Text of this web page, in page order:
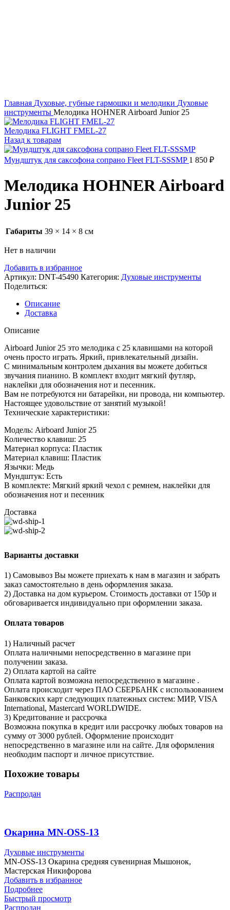
Главная Духовые, губные гармошки и мелодики Духовые
инструменты Мелодика HOHNER Airboard Junior 25
Мелодика FLIGHT FMEL-27
Назад к товарам
Мундштук для саксофона сопрано Fleet FLT-SSSMP 1 850 ₽
Мелодика HOHNER Airboard
Junior 25
Габариты 39 × 14 × 8 см
Нет в наличии
Добавить в избранное
Артикул: DNT-45490 Категория: Духовые инструменты
Поделиться:
Описание
Доставка
Описание
Airboard Junior 25 это мелодика с 25 клавишами на которой
очень просто играть. Яркий, привлекательный дизайн.
С минимальным контролем дыхания вы можете добиться
звучания пианино. В комплект входит мягкий футляр,
наклейки для обозначения нот и песенник.
Вам не потребуются ни батарейки, ни провода, ни компьютер.
Настоящее удовольствие от занятий музыкой!
Технические характеристики:
Модель: Airboard Junior 25
Количество клавиш: 25
Материал корпуса: Пластик
Материал клавиш: Пластик
Язычки: Медь
Мундштук: Есть
В комплекте: Мягкий яркий чехол с ремнем, наклейки для
обозначения нот и песенник
Доставка
Варианты доставки
1) Самовывоз Вы можете приехать к нам в магазин и забрать
заказ самостоятельно в день оформления заказа.
2) Доставка на дом курьером. Стоимость доставки от 150р и
обговаривается индивидуально при оформлении заказа.
Оплата товаров
1) Наличный расчет
Оплата наличными непосредственно в магазине при
получении заказа.
2) Оплата картой на сайте
Оплата картой возможна непосредственно в магазине .
Оплата происходит через ПАО СБЕРБАНК с использованием
Банковских карт следующих платежных систем: МИР, VISA
International, Mastercard WORLDWIDE.
3) Кредитование и рассрочка
Возможна покупка в кредит или рассрочку любых товаров на
сумму от 3000 рублей. Оформление происходит
непосредственно в магазине или на сайте. Для оформления
необходим паспорт и личное присутствие.
Похожие товары
Распродан
Окарина MN-OSS-13
Духовые инструменты
MN-OSS-13 Окарина средняя сувенирная Мышонок,
Мастерская Никифорова
Добавить в избранное
Подробнее
Быстрый просмотр
Распродан